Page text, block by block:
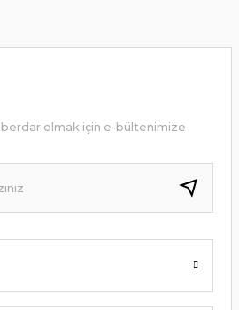
veya görüntülenemiyor.
bulunuyor.
daha pahalı.
olmalı.
Gönder
olmak için e-bültenimize